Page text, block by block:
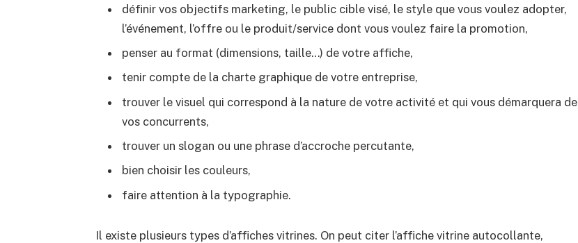
définir vos objectifs marketing, le public cible visé, le style que vous voulez adopter,
l’événement, l’offre ou le produit/service dont vous voulez faire la promotion,
penser au format (dimensions, taille…) de votre affiche,
tenir compte de la charte graphique de votre entreprise,
trouver le visuel qui correspond à la nature de votre activité et qui vous démarquera de
vos concurrents,
trouver un slogan ou une phrase d’accroche percutante,
bien choisir les couleurs,
faire attention à la typographie.
Il existe plusieurs types d’affiches vitrines. On peut citer l’affiche vitrine autocollante,